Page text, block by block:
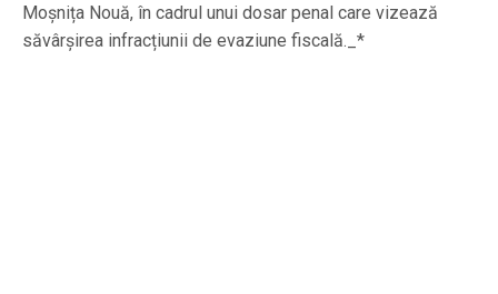
Moșnița Nouă, în cadrul unui dosar penal care vizează
săvârșirea infracțiunii de evaziune fiscală._*